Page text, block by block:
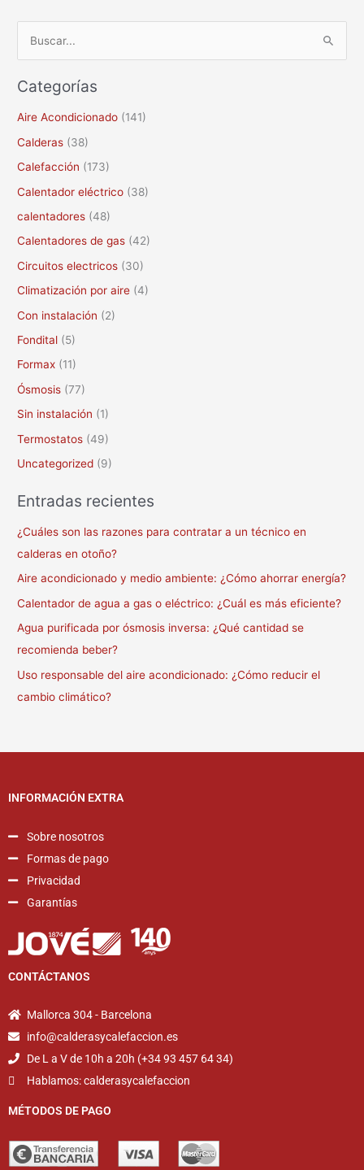
s
c
o
r
:
Categorías
Aire Acondicionado (141)
Calderas (38)
Calefacción (173)
Calentador eléctrico (38)
calentadores (48)
Calentadores de gas (42)
Circuitos electricos (30)
Climatización por aire (4)
Con instalación (2)
Fondital (5)
Formax (11)
Ósmosis (77)
Sin instalación (1)
Termostatos (49)
Uncategorized (9)
Entradas recientes
¿Cuáles son las razones para contratar a un técnico en
calderas en otoño?
Aire acondicionado y medio ambiente: ¿Cómo ahorrar energía?
Calentador de agua a gas o eléctrico: ¿Cuál es más eficiente?
Agua purificada por ósmosis inversa: ¿Qué cantidad se
recomienda beber?
Uso responsable del aire acondicionado: ¿Cómo reducir el
cambio climático?
INFORMACIÓN EXTRA
Sobre nosotros
Formas de pago
Privacidad
Garantías
CONTÁCTANOS
Mallorca 304 - Barcelona
info@calderasycalefaccion.es
De L a V de 10h a 20h (+34 93 457 64 34)
Hablamos: calderasycalefaccion
MÉTODOS DE PAGO